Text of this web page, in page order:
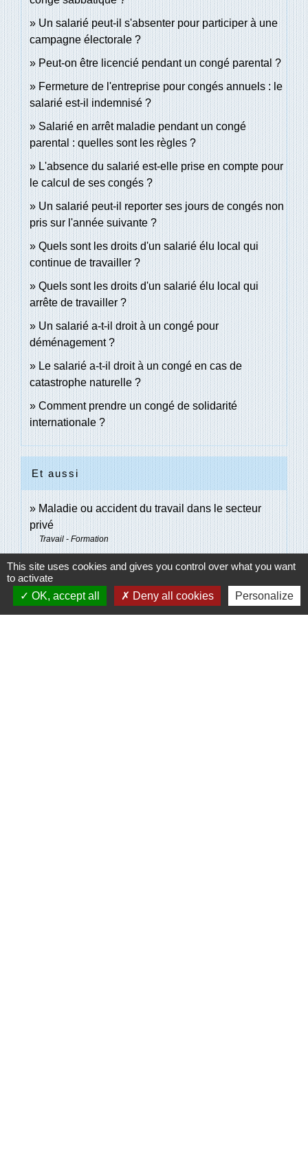
Un salarié peut-il s'absenter pour participer à une
campagne électorale ?
Peut-on être licencié pendant un congé parental ?
Fermeture de l'entreprise pour congés annuels : le
salarié est-il indemnisé ?
Salarié en arrêt maladie pendant un congé
parental : quelles sont les règles ?
L'absence du salarié est-elle prise en compte pour
le calcul de ses congés ?
Un salarié peut-il reporter ses jours de congés non
pris sur l'année suivante ?
Quels sont les droits d'un salarié élu local qui
continue de travailler ?
Quels sont les droits d'un salarié élu local qui
arrête de travailler ?
Un salarié a-t-il droit à un congé pour
déménagement ?
Le salarié a-t-il droit à un congé en cas de
catastrophe naturelle ?
Comment prendre un congé de solidarité
internationale ?
Et aussi
Maladie ou accident du travail dans le secteur
privé
Travail - Formation
Travail - Formation
This site uses cookies and gives you control over what you want
to activate
OK, accept all
Deny all cookies Personalize